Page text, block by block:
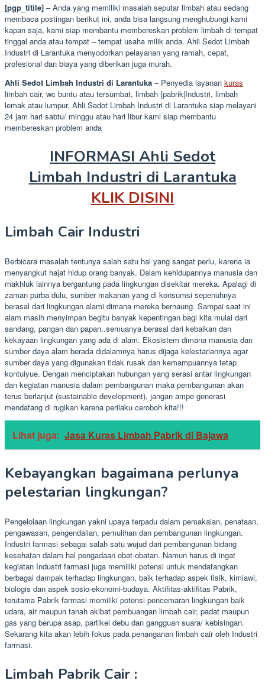
[pgp_titile] – Anda yang memiliki masalah seputar limbah atau sedang
membaca postingan berikut ini, anda bisa langsung menghubungi kami
kapan saja, kami siap membantu membereskan problem limbah di tempat
tinggal anda atau tempat – tempat usaha milik anda. Ahli Sedot Limbah
Industri di Larantuka menyodorkan pelayanan yang ramah, cepat,
profesional dan biaya yang diberikan juga murah.
Ahli Sedot Limbah Industri di Larantuka – Penyedia layanan kuras
limbah cair, wc buntu atau tersumbat, limbah {pabrik|Industri, limbah
lemak atau lumpur. Ahli Sedot Limbah Industri di Larantuka siap melayani
24 jam hari sabtu/ minggu atau hari libur kami siap membantu
membereskan problem anda
INFORMASI Ahli Sedot
Limbah Industri di Larantuka
KLIK DISINI
Limbah Cair Industri
Berbicara masalah tentunya salah satu hal yang sangat perlu, karena ia
menyangkut hajat hidup orang banyak. Dalam kehidupannya manusia dan
makhluk lainnya bergantung pada lingkungan disekitar mereka. Apalagi di
zaman purba dulu, sumber makanan yang di konsumsi sepenuhnya
berasal dari lingkungan alami dimana mereka bernaung. Sampai saat ini
alam masih menyimpan begitu banyak kepentingan bagi kita mulai dari
sandang, pangan dan papan..semuanya berasal dari kebaikan dan
kekayaan lingkungan yang ada di alam. Ekosistem dimana manusia dan
sumber daya alam berada didalamnya harus dijaga kelestariannya agar
sumber daya yang digunakan tidak rusak dan kemampuannya tetap
kontuiyue. Dengan menciptakan hubungan yang serasi antar lingkungan
dan kegiatan manusia dalam pembangunan maka pembangunan akan
terus berlanjut (sustainable development), jangan ampe generasi
mendatang di rugikan karena perilaku ceroboh kita!!!
Lihat juga: Jasa Kuras Limbah Pabrik di Bajawa
Kebayangkan bagaimana perlunya
pelestarian lingkungan?
Pengelolaan lingkungan yakni upaya terpadu dalam pemakaian, penataan,
pengawasan, pengendalian, pemulihan dan pembangunan lingkungan.
Industri farmasi sebagai salah satu wujud dari pembangunan bidang
kesehatan dalam hal pengadaan obat-obatan. Namun harus di ingat
kegiatan Industri farmasi juga memiliki potensi untuk mendatangkan
berbagai dampak terhadap lingkungan, baik terhadap aspek fisik, kimiawi,
biologis dan aspek sosio-ekonomi-budaya. Aktifitas-aktifitas Pabrik,
terutama Pabrik farmasi memiliki potensi pencemaran lingkungan baik
udara, air maupun tanah akibat pembuangan limbah cair, padat maupun
gas yang berupa asap, partikel debu dan gangguan suara/ kebisingan.
Sekarang kita akan lebih fokus pada penanganan limbah cair oleh Industri
farmasi.
Limbah Pabrik Cair :